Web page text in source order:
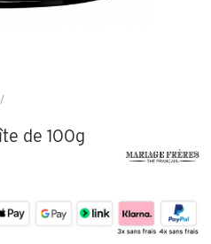
de 100g